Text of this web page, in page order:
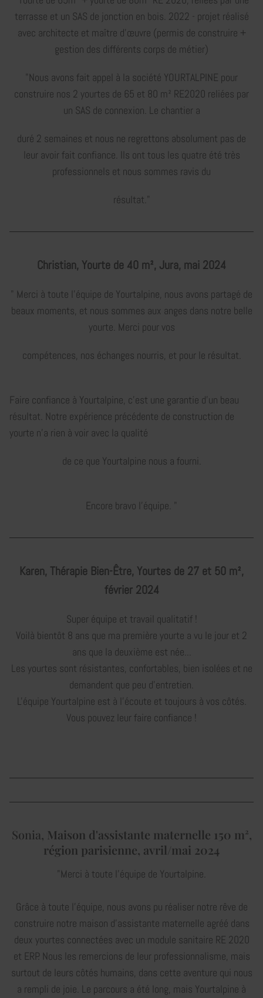
terrasse et un SAS de jonction en bois. 2022 - projet réalisé
avec architecte et maître d'œuvre (permis de construire +
gestion des différents corps de métier)
"Nous avons fait appel à la société YOURTALPINE pour
construire nos 2 yourtes de 65 et 80 m² RE2020 reliées par
un SAS de connexion. Le chantier a
duré 2 semaines et nous ne regrettons absolument pas de
leur avoir fait confiance. Ils ont tous les quatre été très
professionnels et nous sommes ravis du
résultat."
Christian, Yourte de 40 m², Jura, mai 2024
" Merci à toute l'équipe de Yourtalpine, nous avons partagé de
beaux moments, et nous sommes aux anges dans notre belle
yourte. Merci pour vos
compétences, nos échanges nourris, et pour le résultat.
Faire confiance à Yourtalpine, c'est une garantie d'un beau
résultat. Notre expérience précédente de construction de
yourte n'a rien à voir avec la qualité
de ce que Yourtalpine nous a fourni.
Encore bravo l'équipe. "
Karen, Thérapie Bien-Être, Yourtes de 27 et 50 m²,
février 2024
Super équipe et travail qualitatif !
Voilà bientôt 8 ans que ma première yourte a vu le jour et 2
ans que la deuxième est née...
Les yourtes sont résistantes, confortables, bien isolées et ne
demandent que peu d’entretien.
L'équipe Yourtalpine est à l'écoute et toujours à vos côtés.
Vous pouvez leur faire confiance !
Sonia, Maison d'assistante maternelle 150 m²,
région parisienne, avril/mai 2024
"Merci à toute l'équipe de Yourtalpine.
Grâce à toute l'équipe, nous avons pu réaliser notre rêve de
construire notre maison d'assistante maternelle agréé dans
deux yourtes connectées avec un module sanitaire RE 2020
et ERP. Nous les remercions de leur professionnalisme, mais
surtout de leurs côtés humains, dans cette aventure qui nous
a rempli de joie. Le parcours a été long, mais Yourtalpine à